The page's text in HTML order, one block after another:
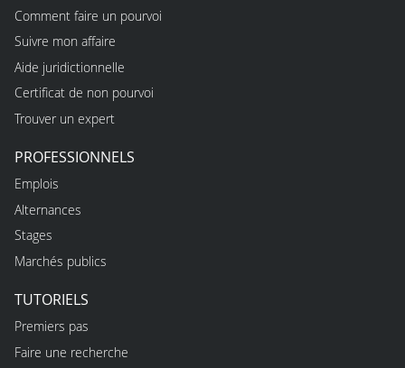
Comment faire un pourvoi
Suivre mon affaire
Aide juridictionnelle
Certificat de non pourvoi
Trouver un expert
PROFESSIONNELS
Emplois
Alternances
Stages
Marchés publics
TUTORIELS
Premiers pas
Faire une recherche